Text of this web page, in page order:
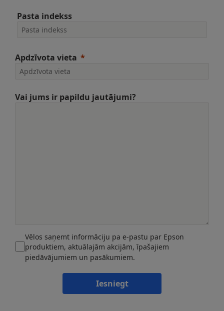
Pasta indekss
Apdzīvota vieta
Vai jums ir papildu jautājumi?
Vēlos saņemt informāciju pa e-pastu par Epson
produktiem, aktuālajām akcijām, īpašajiem
piedāvājumiem un pasākumiem.
Iesniegt